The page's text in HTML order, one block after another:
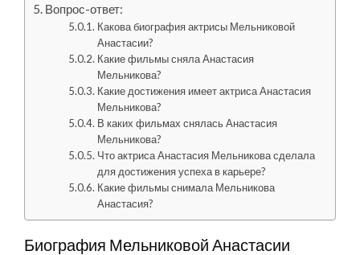
Вопрос-ответ:
Какова биография актрисы Мельниковой
Анастасии?
Какие фильмы сняла Анастасия
Мельникова?
Какие достижения имеет актриса Анастасия
Мельникова?
В каких фильмах снялась Анастасия
Мельникова?
Что актриса Анастасия Мельникова сделала
для достижения успеха в карьере?
Какие фильмы снимала Мельникова
Анастасия?
Биография Мельниковой Анастасии